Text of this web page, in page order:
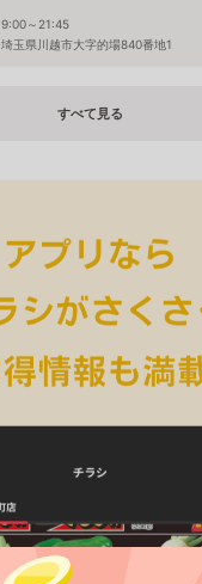
9:00～21:45
埼玉県川越市大字的場840番地1
すべて見る